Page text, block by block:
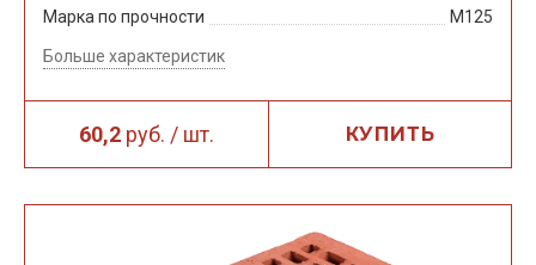
60,2 руб. / шт. КУПИТЬ
Марка по прочности
М125
Больше характеристик